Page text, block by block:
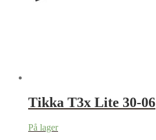
Tikka T3x Lite 30-06
På lager